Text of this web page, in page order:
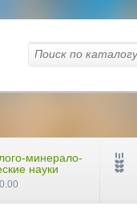
минерало-
науки